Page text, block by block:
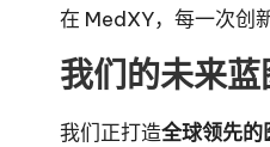
在 MedXY，每一次创
我们的未来蓝
我们正打造全球领先的